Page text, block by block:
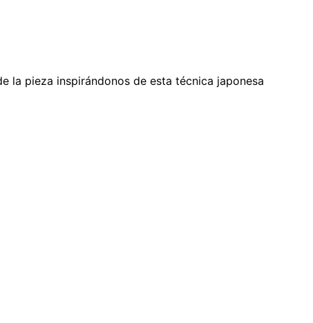
la pieza inspirándonos de esta técnica japonesa